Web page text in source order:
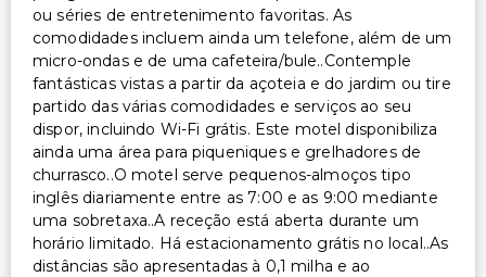
ou séries de entretenimento favoritas. As
comodidades incluem ainda um telefone, além de um
micro-ondas e de uma cafeteira/bule..Contemple
fantásticas vistas a partir da açoteia e do jardim ou tire
partido das várias comodidades e serviços ao seu
dispor, incluindo Wi-Fi grátis. Este motel disponibiliza
ainda uma área para piqueniques e grelhadores de
churrasco..O motel serve pequenos-almoços tipo
inglês diariamente entre as 7:00 e as 9:00 mediante
uma sobretaxa..A receção está aberta durante um
horário limitado. Há estacionamento grátis no local..As
distâncias são apresentadas à 0,1 milha e ao